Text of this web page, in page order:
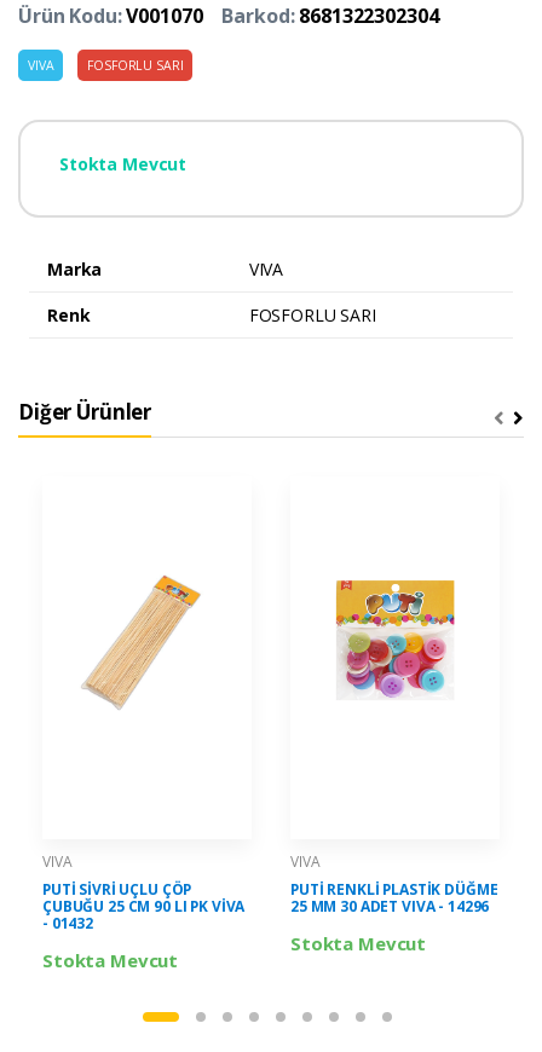
Ürün Kodu:V001070 Barkod:8681322302304
VIVA FOSFORLU SARI
Stokta Mevcut
Marka
VIVA
Renk
FOSFORLU SARI
Diğer Ürünler
VIVA
PUTİ SİVRİ UÇLU ÇÖP
ÇUBUĞU 25 CM 90 LI PK VİVA
- 01432
Stokta Mevcut
VIVA
PUTİ RENKLİ PLASTİK DÜĞME
25 MM 30 ADET VIVA - 14296
Stokta Mevcut